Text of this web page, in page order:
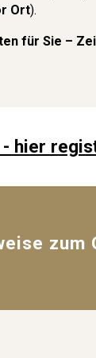
Ort).
für Sie –
hier
zum